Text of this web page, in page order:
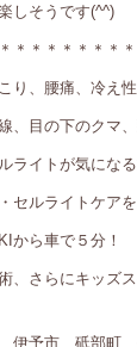
しそうです(^^)
＊＊＊＊＊＊＊
り、腰痛、冷え
、目の下のクマ
ライトが気にな
セルライトケア
から車で５分！
、さらにキッズ
伊予市、砥部町